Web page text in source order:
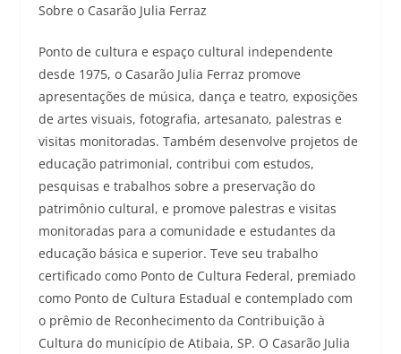
Sobre o Casarão Julia Ferraz
Ponto de cultura e espaço cultural independente
desde 1975, o Casarão Julia Ferraz promove
apresentações de música, dança e teatro, exposições
de artes visuais, fotografia, artesanato, palestras e
visitas monitoradas. Também desenvolve projetos de
educação patrimonial, contribui com estudos,
pesquisas e trabalhos sobre a preservação do
patrimônio cultural, e promove palestras e visitas
monitoradas para a comunidade e estudantes da
educação básica e superior. Teve seu trabalho
certificado como Ponto de Cultura Federal, premiado
como Ponto de Cultura Estadual e contemplado com
o prêmio de Reconhecimento da Contribuição à
Cultura do município de Atibaia, SP. O Casarão Julia